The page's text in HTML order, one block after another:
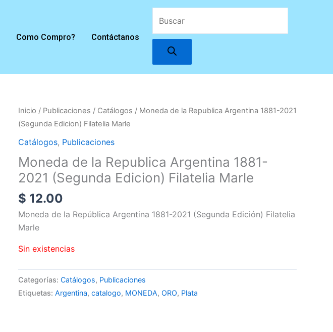
Como Compro? Contáctanos
Búsqueda
Inicio / Publicaciones / Catálogos / Moneda de la Republica Argentina 1881-2021
(Segunda Edicion) Filatelia Marle
Catálogos, Publicaciones
Moneda de la Republica Argentina 1881-
2021 (Segunda Edicion) Filatelia Marle
$ 12.00
Moneda de la República Argentina 1881-2021 (Segunda Edición) Filatelia
Marle
Sin existencias
Categorías: Catálogos, Publicaciones
Etiquetas: Argentina, catalogo, MONEDA, ORO, Plata